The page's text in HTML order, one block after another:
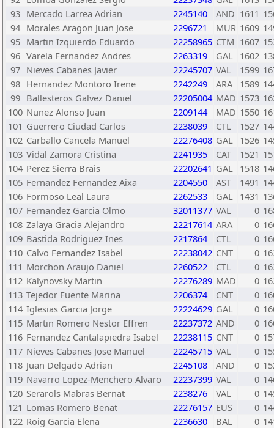
93 Mercado Larrea Adrian 2245140 AND 1611
94 Morales Aragon Juan Jose 2296721 MUR 1609
95 Martin Izquierdo Eduardo 22258965 CTM 1607
96 Varela Fernandez Andres 2263319 GAL 1602
97 Nieves Cabanes Javier 22245707 VAL 1599
98 Hernandez Montoro Irene 2242249 ARA 1589
99 Ballesteros Galvez Daniel 22205004 MAD 1573
100 Nunez Alonso Juan 2209144 MAD 1550
101 Guerrero Ciudad Carlos 2238039 CTL 1527
102 Carballo Cancela Manuel 22276408 GAL 1526
103 Vidal Zamora Cristina 2241935 CAT 1521
104 Perez Sierra Brais 22202641 GAL 1518
105 Fernandez Fernandez Aixa 2204550 AST 1491
106 Formoso Leal Laura 2262533 GAL 1431
107 Fernandez Garcia Olmo 32011377 VAL 0
108 Zalaya Gracia Alejandro 22217614 ARA 0
109 Bastida Rodriguez Ines 2217864 CTL 0
110 Calvo Fernandez Isabel 22238042 CNT 0
111 Morchon Araujo Daniel 2260522 CTL 0
112 Kalynovsky Martin 22276289 MAD 0
113 Tejedor Fuente Marina 2206374 CNT 0
114 Iglesias Garcia Jorge 22224629 GAL 0
115 Martin Romero Nestor Effren 22237372 AND 0
116 Fernandez Cantalapiedra Isabel 22238115 CNT 0
117 Nieves Cabanes Jose Manuel 22245715 VAL 0
118 Juan Delgado Adrian 2245108 AND 0
119 Navarro Lopez-Menchero Alvaro 22237399 VAL 0
120 Serarols Mabras Bernat 2238276 VAL 0
121 Lomas Romero Benat 22276157 EUS 0
122 Roig Garcia Elena 2236630 BAL 0